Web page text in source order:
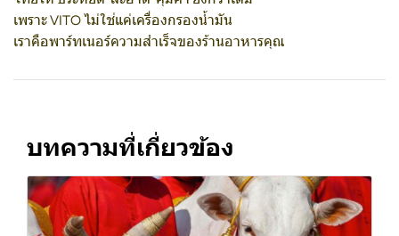
เพราะ VITO ไม่ใช่แค่เครื่องกรองน้ำมัน
เราคือพาร์ทเนอร์ความสำเร็จของร้านอาหารคุณ
บทความที่เกี่ยวข้อง